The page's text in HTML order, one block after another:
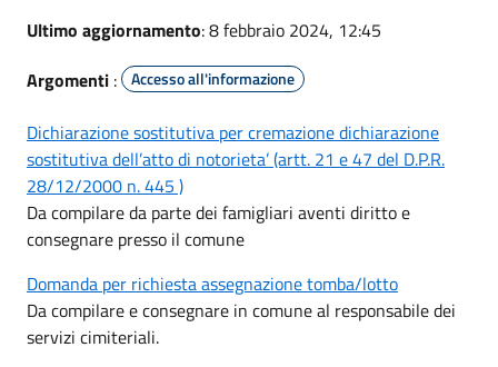
Ultimo aggiornamento: 8 febbraio 2024, 12:45
Argomenti : Accesso all'informazione
Dichiarazione sostitutiva per cremazione dichiarazione
sostitutiva dell’atto di notorieta’ (artt. 21 e 47 del D.P.R.
28/12/2000 n. 445 )
Da compilare da parte dei famigliari aventi diritto e
consegnare presso il comune
Domanda per richiesta assegnazione tomba/lotto
Da compilare e consegnare in comune al responsabile dei
servizi cimiteriali.